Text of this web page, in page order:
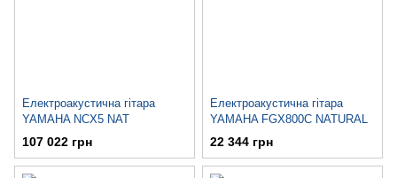
Електроакустична гітара
YAMAHA NCX5 NAT
107 022 грн
Електроакустична гітара
YAMAHA FGX800C NATURAL
22 344 грн